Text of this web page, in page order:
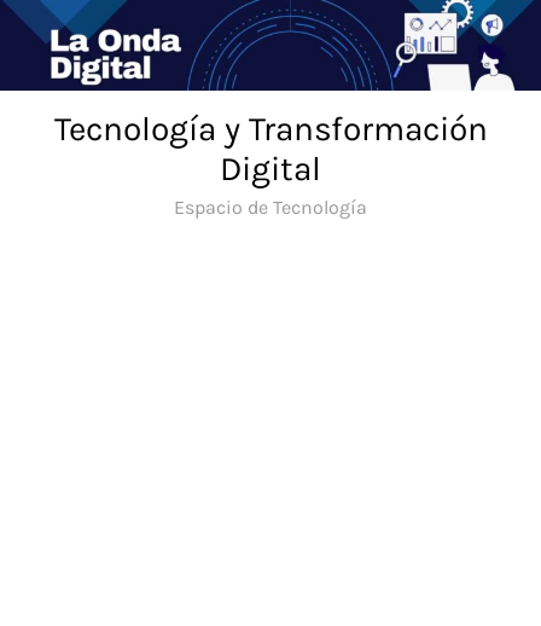
Saltar
contenido
Tecnología y Transformación
Digital
Espacio de Tecnología